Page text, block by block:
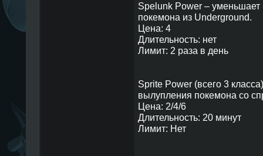
Spelunk Power –
покемона из Underground.
Цена: 4
Длительность: нет
Лимит: 2 раза в день
Sprite Power (всего 3
вылупления покемона со
Цена: 2/4/6
Длительность: 20 минут
Лимит: Нет